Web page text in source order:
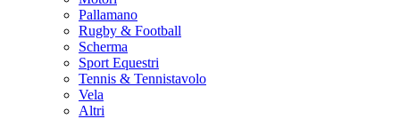
Pallamano
Rugby & Football
Scherma
Sport Equestri
Tennis & Tennistavolo
Vela
Altri